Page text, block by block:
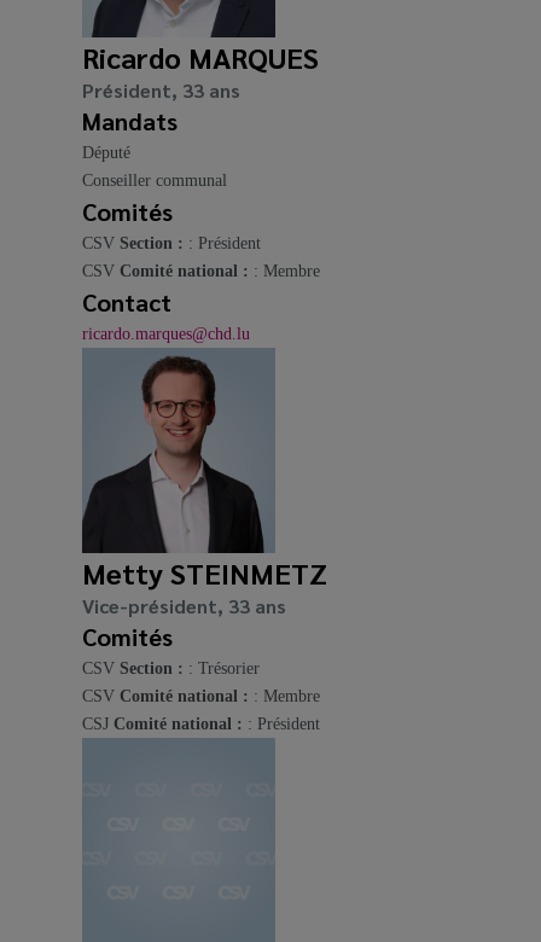
media
links
Ricardo MARQUES
Président, 33 ans
Mandats
Député
Conseiller communal
Comités
CSV Section : : Président
CSV Comité national : : Membre
Contact
ricardo.marques@chd.lu
Metty STEINMETZ
Vice-président, 33 ans
Comités
CSV Section : : Trésorier
CSV Comité national : : Membre
CSJ Comité national : : Président